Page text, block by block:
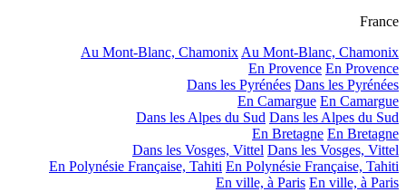
France
Au Mont-Blanc, ChamonixAu Mont-Blanc, Chamonix
En Provence En Provence
Dans les Pyrénées Dans les Pyrénées
En Camargue En Camargue
Dans les Alpes du Sud Dans les Alpes du Sud
En Bretagne En Bretagne
Dans les Vosges, Vittel Dans les Vosges, Vittel
En Polynésie Française, Tahiti En Polynésie Française, Tahiti
En ville, à Paris En ville, à Paris